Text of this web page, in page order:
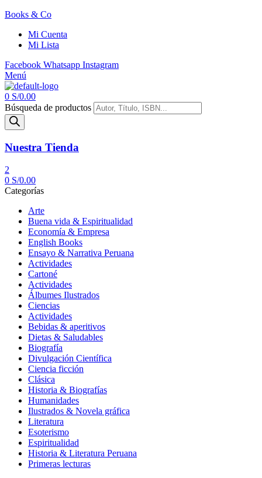
Books & Co
Mi Cuenta
Mi Lista
Facebook Whatsapp Instagram
Menú
0 S/0.00
Búsqueda de productos
Nuestra Tienda
2
0 S/0.00
Categorías
Arte
Buena vida & Espiritualidad
Economía & Empresa
English Books
Ensayo & Narrativa Peruana
Actividades
Cartoné
Actividades
Álbumes Ilustrados
Ciencias
Actividades
Bebidas & aperitivos
Dietas & Saludables
Biografía
Divulgación Científica
Ciencia ficción
Clásica
Historia & Biografías
Humanidades
Ilustrados & Novela gráfica
Literatura
Esoterismo
Espiritualidad
Historia & Literatura Peruana
Primeras lecturas